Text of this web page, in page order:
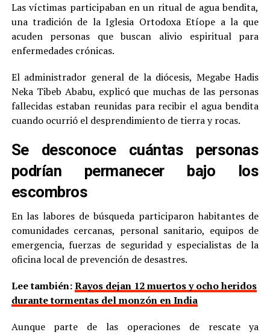
Las víctimas participaban en un ritual de agua bendita,
una tradición de la Iglesia Ortodoxa Etíope a la que
acuden personas que buscan alivio espiritual para
enfermedades crónicas.
El administrador general de la diócesis, Megabe Hadis
Neka Tibeb Ababu, explicó que muchas de las personas
fallecidas estaban reunidas para recibir el agua bendita
cuando ocurrió el desprendimiento de tierra y rocas.
Se desconoce cuántas personas
podrían permanecer bajo los
escombros
En las labores de búsqueda participaron habitantes de
comunidades cercanas, personal sanitario, equipos de
emergencia, fuerzas de seguridad y especialistas de la
oficina local de prevención de desastres.
Lee también:Rayos dejan 12 muertos y ocho heridos
durante tormentas del monzón en India
Aunque parte de las operaciones de rescate ya